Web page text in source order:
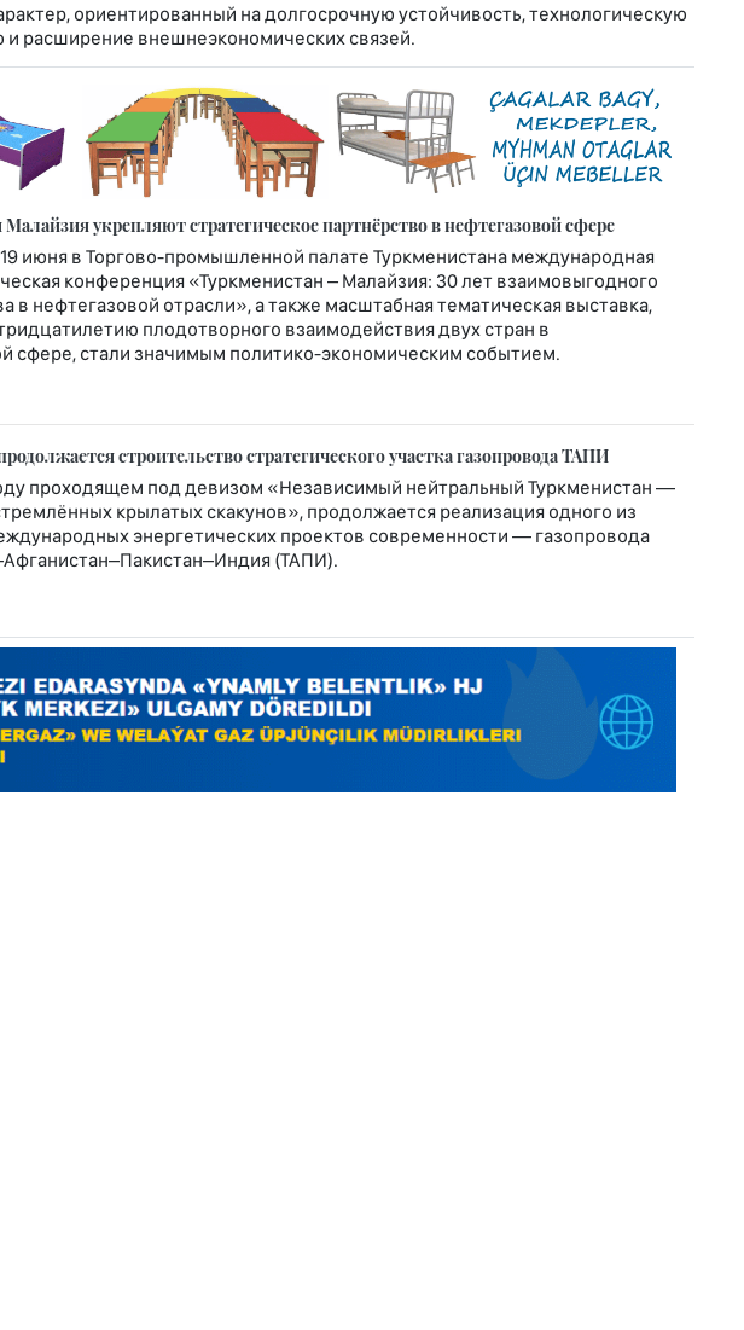
ориентированный на долгосрочную устойчивость, технологическую
расширение внешнеэкономических связей.
укрепляют стратегическое партнёрство в нефтегазовой сфере
июня в Торгово-промышленной палате Туркменистана международная
конференция «Туркменистан – Малайзия: 30 лет взаимовыгодного
в нефтегазовой отрасли», а также масштабная тематическая выставка,
плодотворного взаимодействия двух стран в
сфере, стали значимым политико-экономическим событием.
строительство стратегического участка газопровода ТАПИ
проходящем под девизом «Независимый нейтральный Туркменистан —
крылатых скакунов», продолжается реализация одного из
энергетических проектов современности — газопровода
(ТАПИ).